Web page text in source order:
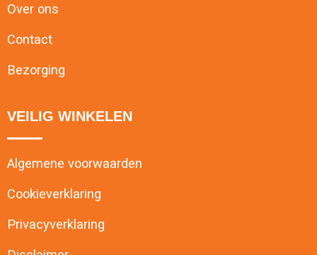
Over ons
Contact
Bezorging
VEILIG WINKELEN
Algemene voorwaarden
Cookieverklaring
Privacyverklaring